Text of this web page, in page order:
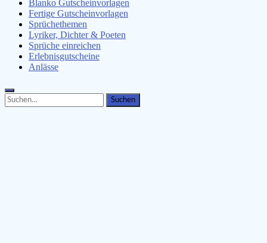
Blanko Gutscheinvorlagen
Fertige Gutscheinvorlagen
Sprüchethemen
Lyriker, Dichter & Poeten
Sprüche einreichen
Erlebnisgutscheine
Anlässe
Search
for:
Search